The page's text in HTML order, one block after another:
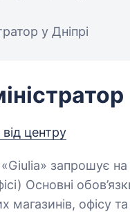
у Дніпрі
центру
обов’язки:
офісу та складу.